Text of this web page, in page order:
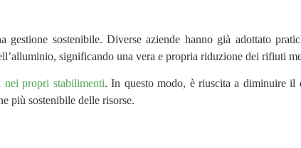
sostenibile. Diverse aziende hanno già adottato
significando una vera e propria riduzione dei rifiuti
nei propri stabilimenti. In questo modo, è riuscita a diminuire
più sostenibile delle risorse.